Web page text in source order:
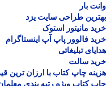
بار
طراحی سایت یزد
مانیتور استوک
فالوور پاپ آپ اینستاگرام
تبلیغاتی
سالت
چاپ کتاب با ارزان ترین قیمت
کتاب ویژه رتبه بندی معلمان